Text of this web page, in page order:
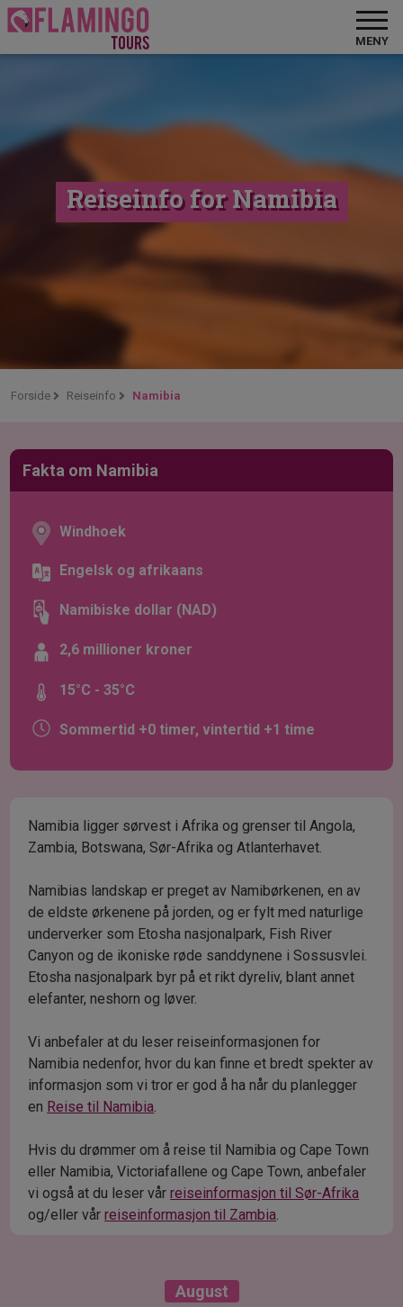
MENY
Reiseinfo for Namibia
Forside Reiseinfo Namibia
Fakta om Namibia
Windhoek
Engelsk og afrikaans
Namibiske dollar (NAD)
2,6 millioner kroner
15°C - 35°C
Sommertid +0 timer, vintertid +1 time
Namibia ligger sørvest i Afrika og grenser til Angola,
Zambia, Botswana, Sør-Afrika og Atlanterhavet.
Namibias landskap er preget av Namibørkenen, en av
de eldste ørkenene på jorden, og er fylt med naturlige
underverker som Etosha nasjonalpark, Fish River
Canyon og de ikoniske røde sanddynene i Sossusvlei.
Etosha nasjonalpark byr på et rikt dyreliv, blant annet
elefanter, neshorn og løver.
Vi anbefaler at du leser reiseinformasjonen for
Namibia nedenfor, hvor du kan finne et bredt spekter av
informasjon som vi tror er god å ha når du planlegger
en Reise til Namibia
Hvis du drømmer om å reise til Namibia og Cape Town
eller Namibia, Victoriafallene og Cape Town, anbefaler
vi også at du leser vårreiseinformasjon til Sør-Afrika
og/eller vårreiseinformasjon til Zambia
August